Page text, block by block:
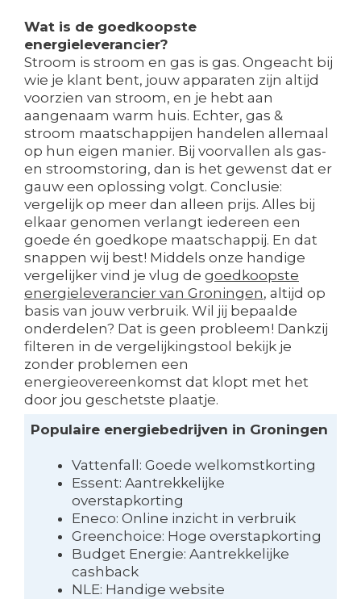
Wat is de goedkoopste
energieleverancier?
Stroom is stroom en gas is gas. Ongeacht bij
wie je klant bent, jouw apparaten zijn altijd
voorzien van stroom, en je hebt aan
aangenaam warm huis. Echter, gas &
stroom maatschappijen handelen allemaal
op hun eigen manier. Bij voorvallen als gas-
en stroomstoring, dan is het gewenst dat er
gauw een oplossing volgt. Conclusie:
vergelijk op meer dan alleen prijs. Alles bij
elkaar genomen verlangt iedereen een
goede én goedkope maatschappij. En dat
snappen wij best! Middels onze handige
vergelijker vind je vlug de goedkoopste
energieleverancier van Groningen, altijd op
basis van jouw verbruik. Wil jij bepaalde
onderdelen? Dat is geen probleem! Dankzij
filteren in de vergelijkingstool bekijk je
zonder problemen een
energieovereenkomst dat klopt met het
door jou geschetste plaatje.
Populaire energiebedrijven in Groningen
Vattenfall: Goede welkomstkorting
Essent: Aantrekkelijke
overstapkorting
Eneco: Online inzicht in verbruik
Greenchoice: Hoge overstapkorting
Budget Energie: Aantrekkelijke
cashback
NLE: Handige website